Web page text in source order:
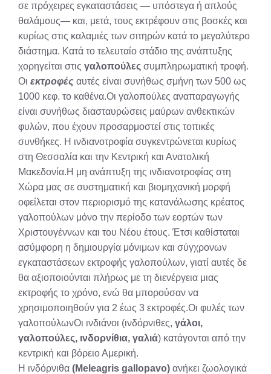
σε πρόχειρες εγκαταστάσεις — υπόστεγα ή απλούς
θαλάμους— και, μετά, τους εκτρέφουν στις βοσκές και
κυρίως στις καλαμιές των σιτηρών κατά το μεγαλύτερο
διάστημα. Κατά το τελευταίο στάδιο της ανάπτυξης
χορηγείται στις γαλοπούλες συμπληρωματική τροφή.
Οι εκτροφές αυτές είναι συνήθως σμήνη των 500 ως
1000 κεφ. το καθένα.Οι γαλοπούλες αναπαραγωγής
είναι συνήθως διασταυρώσεις μαύρων ανθε­κτικών
φυλών, που έχουν προσαρμοστεί στις τοπικές
συνθήκες. H ινδιανοτροφία συγκεντρώνεται κυρίως
στη Θεσσαλία και την Κεντρική και Ανατολική
Μακεδονία.Η μη ανάπτυξη της ινδιανοτροφίας στη
Χώρα μας σε συστηματική και βιομηχανική μορφή
οφείλεται στον περιορισμό της κατανάλωσης κρέατος
γαλοπούλων μόνο την περίοδο των εορτών των
Χριστουγέννων και του Νέου έτους. Έτσι καθίσταται
ασύμφορη η δημιουργία μόνιμων και σύγχρονων
εγκαταστά­σεων εκτροφής γαλοπούλων, γιατί αυτές δε
θα αξιοποιούνται πλήρως με τη διενέργεια μιας
εκτροφής το χρόνο, ενώ θα μπορούσαν να
χρησιμοποιηθούν για 2 έως 3 εκτροφές.Οι φυλές των
γαλοπούλωνΟι ινδιάνοι (ινδόρνιθες, γάλοι,
γαλοπούλες, ινδορνίθια, γαλιά) κατάγονται από την
κεντρική και βόρειο Αμερική.
H ινδόρνιθα (Meleagris gallopavo) ανήκει ζωολογικά